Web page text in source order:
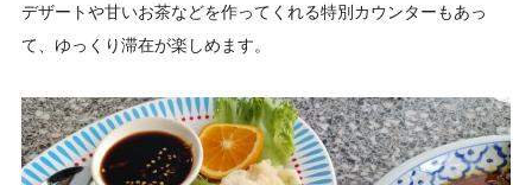
デザートや甘いお茶などを作ってくれる特別カウンターもあっ
て、ゆっくり滞在が楽しめます。